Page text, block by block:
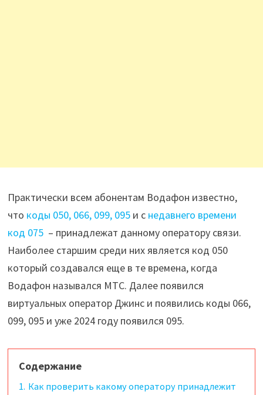
Практически всем абонентам Водафон известно,
что коды 050, 066, 099, 095и с недавнего времени
код 075– принадлежат данному оператору связи.
Наиболее старшим среди них является код 050
который создавался еще в те времена, когда
Водафон назывался МТС. Далее появился
виртуальных оператор Джинс и появились коды 066,
099, 095 и уже 2024 году появился 095.
Содержание
1. Как проверить какому оператору принадлежит